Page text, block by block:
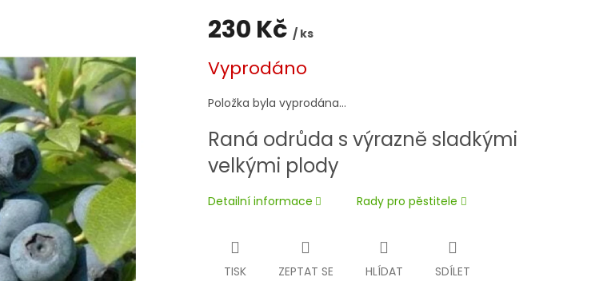
230 Kč / ks
cena:
Vyprodáno
Položka byla vyprodána…
Raná odrůda s výrazně sladkými
velkými plody
Detailní informace Rady pro pěstitele
TISK ZEPTAT SE HLÍDAT SDÍLET